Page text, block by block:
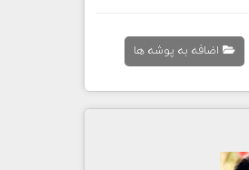
اضافه به پوشه ها